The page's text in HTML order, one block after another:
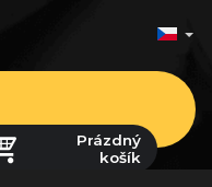
Prázdný
košík